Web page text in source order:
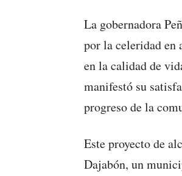
La gobernadora
por la celeridad en
en la calidad de
manifestó su
progreso de la
Este proyecto de
Dajabón, un